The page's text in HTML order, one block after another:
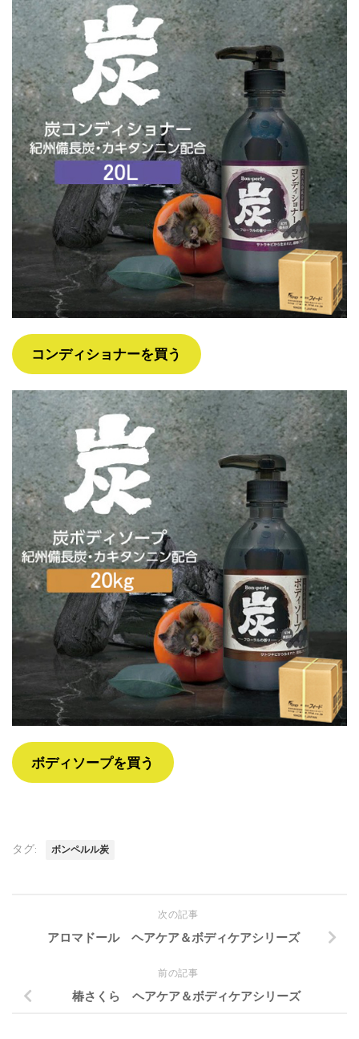
コンディショナーを買う
ボディソープを買う
タグ: ボンペルル炭
次の記事
アロマドール ヘアケア＆ボディケアシリーズ
前の記事
椿さくら ヘアケア＆ボディケアシリーズ